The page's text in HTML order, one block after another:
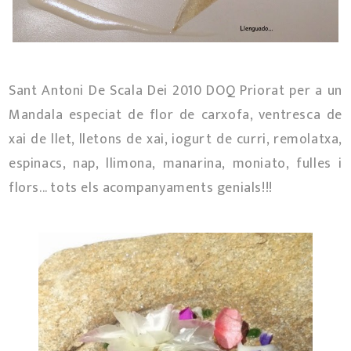
Sant Antoni De Scala Dei 2010 DOQ Priorat per a un
Mandala especiat de flor de carxofa, ventresca de
xai de llet, lletons de xai, iogurt de curri, remolatxa,
espinacs, nap, llimona, manarina, moniato, fulles i
flors... tots els acompanyaments genials!!!